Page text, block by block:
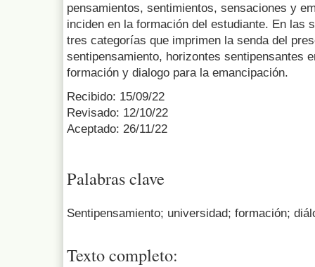
pensamientos, sentimientos, sensaciones y
inciden en la formación del estudiante. En las
tres categorías que imprimen la senda del
sentipensamiento, horizontes sentipensantes
formación y dialogo para la emancipación.
Recibido: 15/09/22
Revisado: 12/10/22
Aceptado: 26/11/22
Palabras clave
Sentipensamiento; universidad; formación;
Texto completo: